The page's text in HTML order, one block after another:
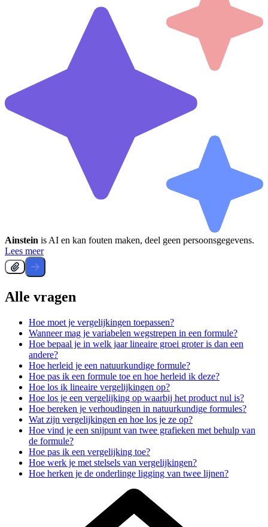
Ainstein is AI en kan fouten maken, deel geen persoonsgegevens.
Lees meer
Alle vragen
Hoe moet je vergelijkingen toepassen?
Wanneer mag je variabelen wegstrepen in een formule?
Hoe bepaal je in welk jaar lineaire groei groter is dan een
andere?
Hoe herleid je een natuurkundige formule?
Hoe pas ik een formule toe en hoe herleid ik deze?
Hoe los ik lineaire vergelijkingen op?
Hoe los je een vergelijking op waarbij het product nul is?
Hoe bereken je verhoudingen in natuurkundige formules?
Wat zijn vergelijkingen en hoe los je ze op?
Hoe vind je een snijpunt van twee grafieken met behulp van
de formule?
Hoe pas ik een vergelijking toe?
Hoe werk je met stelsels van vergelijkingen?
Hoe herken je de onderlinge ligging van twee lijnen?